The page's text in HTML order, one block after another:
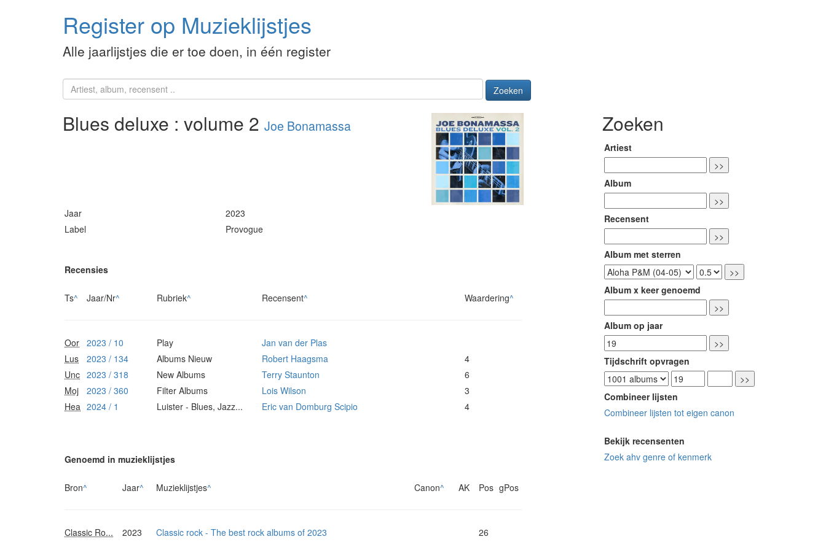
Register op Muzieklijstjes
Alle jaarlijstjes die er toe doen, in één register
Zoeken
Blues deluxe : volume 2 Joe Bonamassa
Jaar
2023
Label
Provogue
Recensies
Ts^ Jaar/Nr^ Rubriek^ Recensent^ Waardering^
Oor 2023 / 10 Play
Jan van der Plas
Lus
2023 / 134 Albums Nieuw Robert Haagsma
4
Unc 2023 / 318 New Albums Terry Staunton
6
Moj
2023 / 360 Filter Albums Lois Wilson
3
Hea 2024 / 1 Luister - Blues, Jazz... Eric van Domburg Scipio 4
Genoemd in muzieklijstjes
Bron^ Jaar^ Muzieklijstjes^ Canon^ AK Pos gPos
Classic Ro... 2023 Classic rock - The best rock albums of 2023 26
Zoeken
Artiest
Album
Recensent
Album met sterren
Album x keer genoemd
Album op jaar
Tijdschrift opvragen
Combineer lijsten
Combineer lijsten tot eigen canon
Bekijk recensenten
Zoek ahv genre of kenmerk